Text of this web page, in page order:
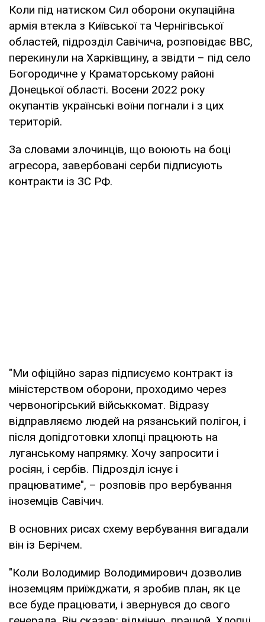
Коли під натиском Сил оборони окупаційна
армія втекла з Київської та Чернігівської
областей, підрозділ Савічича, розповідає ВВС,
перекинули на Харківщину, а звідти – під село
Богородичне у Краматорському районі
Донецької області. Восени 2022 року
окупантів українські воїни погнали і з цих
територій.
За словами злочинців, що воюють на боці
агресора, завербовані серби підписують
контракти із ЗС РФ.
"Ми офіційно зараз підписуємо контракт із
міністерством оборони, проходимо через
червоногірський військкомат. Відразу
відправляємо людей на рязанський полігон, і
після допідготовки хлопці працюють на
луганському напрямку. Хочу запросити і
росіян, і сербів. Підрозділ існує і
працюватиме", – розповів про вербування
іноземців Савічич.
В основних рисах схему вербування вигадали
він із Берічем.
"Коли Володимир Володимирович дозволив
іноземцям приїжджати, я зробив план, як це
все буде працювати, і звернувся до свого